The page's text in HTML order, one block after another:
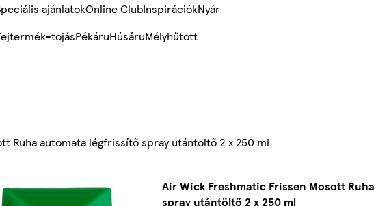
ajánlatokOnline ClubInspirációkNyár
tojásPékáruHúsáruMélyhűtött
Ruha automata légfrissítő spray utántöltő 2 x 250 ml
Air Wick Freshmatic Frissen Mosott
spray utántöltő 2 x 250 ml